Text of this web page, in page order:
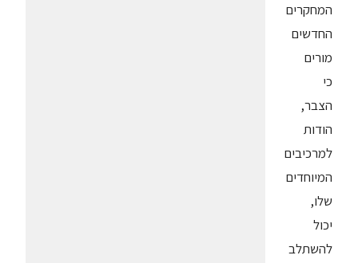
המחקרים
החדשים
מורים
כי
הצבר,
הודות
למרכיבים
המיוחדים
שלו,
יכול
להשתלב